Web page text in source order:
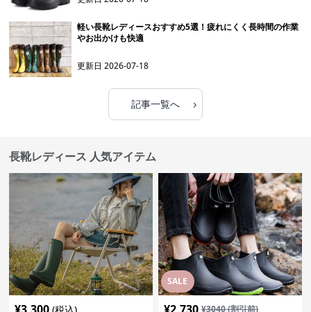
軽い長靴レディースおすすめ5選！疲れにくく長時間の作業
やお出かけも快適
更新日2026-07-18
記事一覧へ ›
長靴レディース 人気アイテム
SALE
¥3040(割引前)